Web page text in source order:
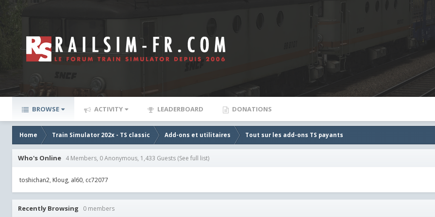
BROWSE ACTIVITY LEADERBOARD DONATIONS
Home Train Simulator 202x - TS classic Add-ons et utilitaires Tout sur les add-ons TS payants
Who's Online 4 Members, 0 Anonymous, 1,433 Guests (See full list)
toshichan2 Kloug al60 cc72077
Recently Browsing 0 members